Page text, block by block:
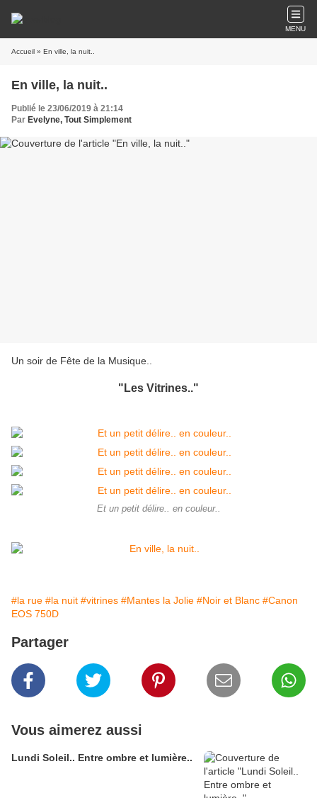
MENU
Accueil » En ville, la nuit..
En ville, la nuit..
Publié le 23/06/2019 à 21:14
Par Evelyne, Tout Simplement
Un soir de Fête de la Musique..
"Les Vitrines.."
Et un petit délire.. en couleur..
#la rue #la nuit #vitrines #Mantes la Jolie #Noir et Blanc #Canon
EOS 750D
Partager
Vous aimerez aussi
Lundi Soleil.. Entre ombre et lumière..